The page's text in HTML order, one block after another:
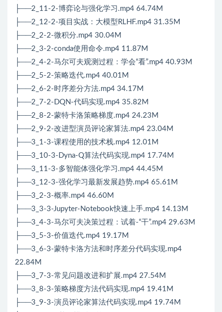
├──2_11-2-博弈论与强化学习.mp4 64.74M
├──2_12-2-项目实战：大模型RLHF.mp4 31.35M
├──2_2-2-微积分.mp4 30.04M
├──2_3-2-conda使用命令.mp4 11.87M
├──2_4-2-马尔可夫观测过程：学会“看”.mp4 40.93M
├──2_5-2-策略迭代.mp4 40.01M
├──2_6-2-时序差分方法.mp4 34.17M
├──2_7-2-DQN-代码实现.mp4 35.82M
├──2_8-2-蒙特卡洛策略梯度.mp4 24.23M
├──2_9-2-改进型演员评论家算法.mp4 23.04M
├──3_1-3-课程使用的技术栈.mp4 12.01M
├──3_10-3-Dyna-Q算法代码实现.mp4 17.74M
├──3_11-3-多智能体强化学习.mp4 44.45M
├──3_12-3-强化学习最新发展趋势.mp4 65.61M
├──3_2-3-概率.mp4 46.60M
├──3_3-3-Jupyter-Notebook快速上手.mp4 14.13M
├──3_4-3-马尔可夫决策过程：试着-“干”.mp4 29.63M
├──3_5-3-价值迭代.mp4 19.17M
├──3_6-3-蒙特卡洛方法和时序差分代码实现.mp4
22.84M
├──3_7-3-常见问题改进和扩展.mp4 27.54M
├──3_8-3-策略梯度方法代码实现.mp4 19.41M
├──3_9-3-演员评论家算法代码实现.mp4 19.74M